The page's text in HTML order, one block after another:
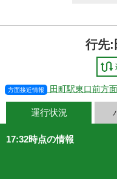
行先:
方面接近情報 田町駅東口前方面
運行状況
17:32時点の情報